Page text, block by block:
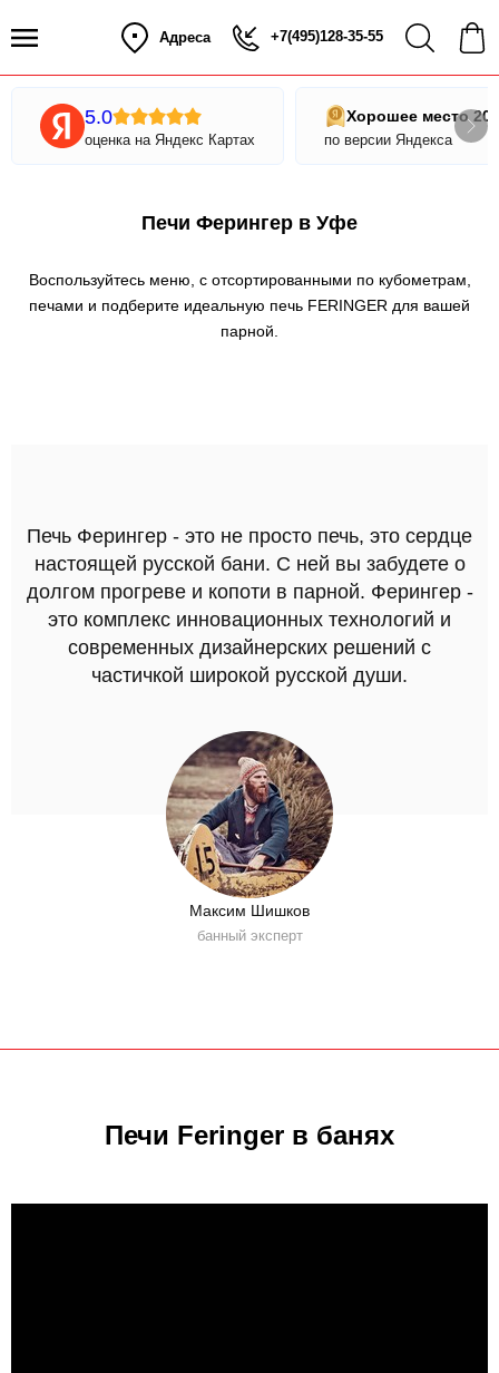
Адреса +7(495)128-35-55
5.0
оценка на Яндекс Картах
Хорошее место
по версии Яндекса
Печи Ферингер в Уфе
Воспользуйтесь меню, с отсортированными по кубометрам,
печами и подберите идеальную печь FERINGER для вашей
парной.
Печь Ферингер - это не просто печь, это сердце
настоящей русской бани. С ней вы забудете о
долгом прогреве и копоти в парной. Ферингер -
это комплекс инновационных технологий и
современных дизайнерских решений с
частичкой широкой русской души.
Максим Шишков
банный эксперт
Печи Feringer в банях